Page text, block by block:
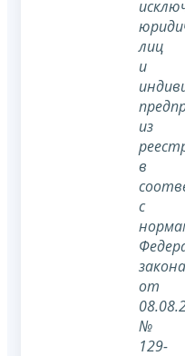
лиц
и
из
в
с
закона
от
№
129-